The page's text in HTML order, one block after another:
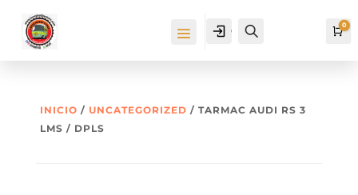
Cuenta 0
INICIO / UNCATEGORIZED / TARMAC AUDI RS 3
LMS / DPLS